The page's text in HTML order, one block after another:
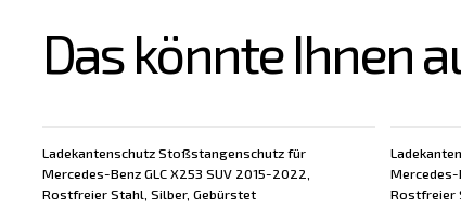
Das könnte Ihnen
Ladekantenschutz Stoßstangenschutz für
Mercedes-Benz GLC X253 SUV 2015-2022,
Rostfreier Stahl, Silber, Gebürstet
Mercedes-
Rostfreier